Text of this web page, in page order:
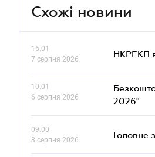
Схожі новини
16.01
7 серпня 2026
НКРЕКП
10.01
6 серпня 2026
2026"
09.00
3 серпня 2026
Головне